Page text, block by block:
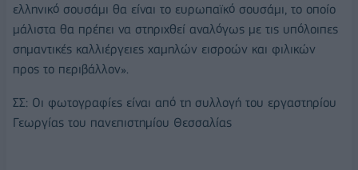
ελληνικό σουσάμι θα είναι το ευρωπαϊκό σουσάμι, το οποίο
μάλιστα θα πρέπει να στηριχθεί αναλόγως με τις υπόλοιπες
σημαντικές καλλιέργειες χαμηλών εισροών και φιλικών
προς το περιβάλλον».
ΣΣ: Οι φωτογραφίες είναι από τη συλλογή του εργαστηρίου
Γεωργίας του πανεπιστημίου Θεσσαλίας